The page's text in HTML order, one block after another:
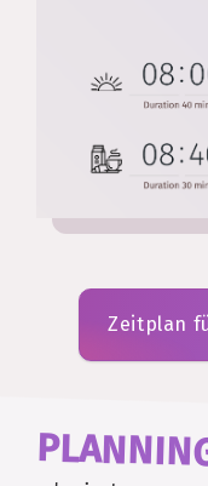
Zeitplan